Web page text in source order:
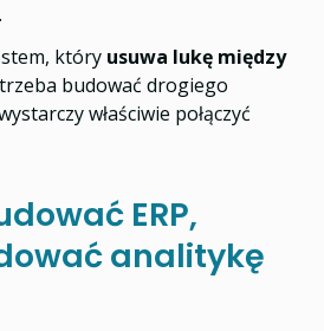
który usuwa lukę między
budować drogiego
właściwie połączyć
ERP,
analitykę